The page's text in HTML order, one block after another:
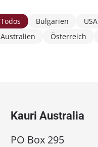
Todos Bulgarien USA
Australien
Österreich
Kauri Australia
PO Box 295